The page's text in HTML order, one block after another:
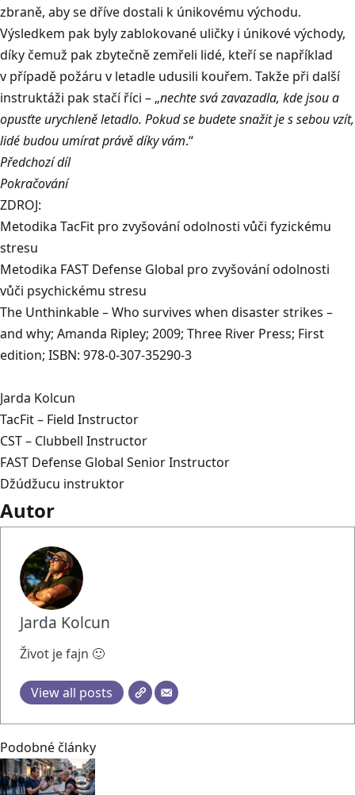
zbraně, aby se dříve dostali k únikovému východu.
Výsledkem pak byly zablokované uličky i únikové východy,
díky čemuž pak zbytečně zemřeli lidé, kteří se například
v případě požáru v letadle udusili kouřem. Takže při další
instruktáži pak stačí říci – „nechte svá zavazadla, kde jsou a
opusťte urychleně letadlo. Pokud se budete snažit je s sebou vzít,
lidé budou umírat právě díky vám.“
Předchozí díl
Pokračování
ZDROJ:
Metodika TacFit pro zvyšování odolnosti vůči fyzickému
stresu
Metodika FAST Defense Global pro zvyšování odolnosti
vůči psychickému stresu
The Unthinkable – Who survives when disaster strikes –
and why; Amanda Ripley; 2009; Three River Press; First
edition; ISBN: 978-0-307-35290-3
Jarda Kolcun
TacFit – Field Instructor
CST – Clubbell Instructor
FAST Defense Global Senior Instructor
Džúdžucu instruktor
Autor
Jarda Kolcun
Život je fajn 🙂
View all posts
Podobné články